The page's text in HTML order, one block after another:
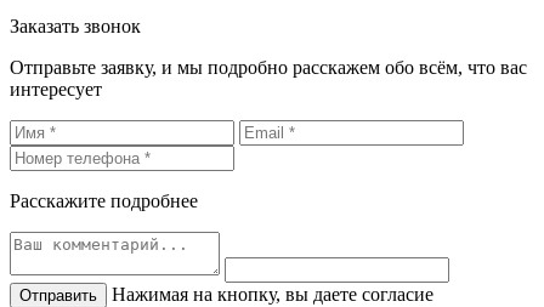
Заказать звонок
Отправьте заявку, и мы подробно расскажем обо всём, что вас
интересует
Расскажите подробнее
Нажимая на кнопку, вы даете согласие